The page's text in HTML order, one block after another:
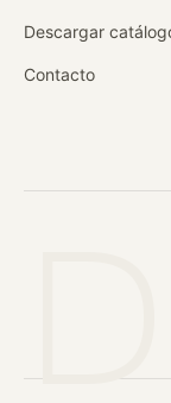
Descargar
Contacto